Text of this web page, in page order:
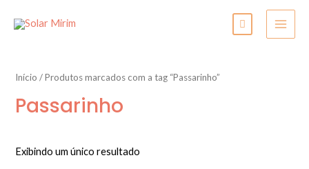
Início / Produtos marcados com a tag “Passarinho”
Passarinho
Exibindo um único resultado